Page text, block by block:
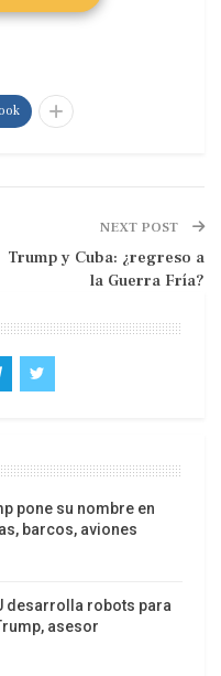
está cometiendo en
que será
de
tecnológicas,
No están todos
los que están,
que su
solo una fracción
profunda de
el sistema de
desde hace
NEXT POST
Trump y Cuba: ¿regreso a
la Guerra Fría?
pone su nombre en
barcos, aviones
desarrolla robots para
asesor